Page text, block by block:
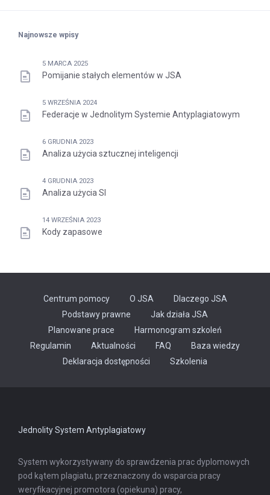
Najnowsze wpisy
5 MARCA 2025
Pomijanie stałych elementów w JSA
5 WRZEŚNIA 2024
Federacje w Jednolitym Systemie Antyplagiatowym
6 GRUDNIA 2023
Analiza użycia sztucznej inteligencji
4 GRUDNIA 2023
Analiza użycia SI
14 WRZEŚNIA 2023
Kody zapasowe
Centrum pomocy O JSA
Dlaczego JSA
Podstawy prawne
Jak działa JSA
Planowane prace
Harmonogram szkoleń
Regulamin
Aktualności FAQ
Baza wiedzy
Deklaracja dostępności
Szkolenia
Jednolity System Antyplagiatowy
System wykorzystywany do sprawdzenia prac dyplomowych
pod kątem plagiatu, przeznaczony do wsparcia pracy
weryfikacyjnej promotora (opiekuna) pracy,